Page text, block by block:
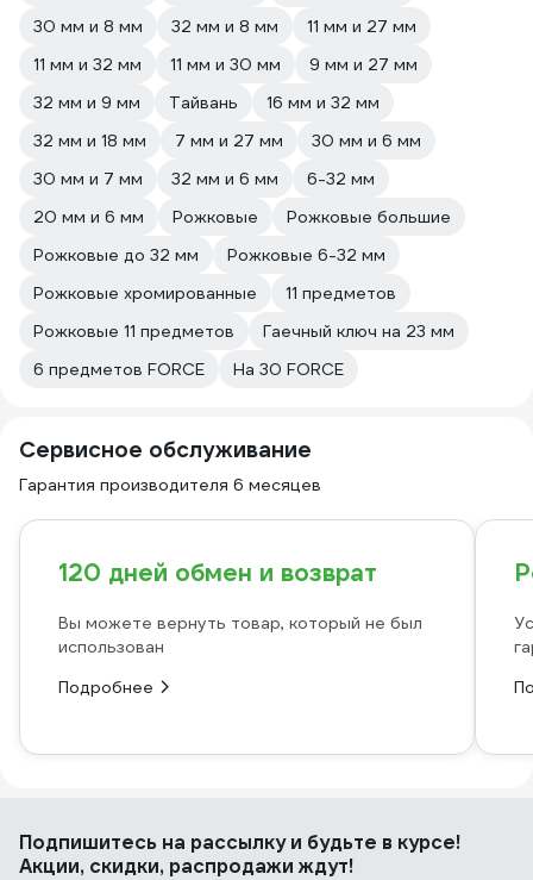
30 мм и 8 мм
32 мм и 8 мм
11 мм и 27 мм
11 мм и 32 мм
11 мм и 30 мм
9 мм и 27 мм
32 мм и 9 мм
Тайвань
16 мм и 32 мм
32 мм и 18 мм
7 мм и 27 мм
30 мм и 6 мм
30 мм и 7 мм
32 мм и 6 мм
6-32 мм
20 мм и 6 мм
Рожковые
Рожковые большие
Рожковые до 32 мм
Рожковые 6-32 мм
Рожковые хромированные
11 предметов
Рожковые 11 предметов
Гаечный ключ на 23 мм
6 предметов FORCE
На 30 FORCE
Сервисное обслуживание
Гарантия производителя 6 месяцев
120 дней обмен и возврат
Вы можете вернуть товар, который не был
использован
Подробнее
Подпишитесь на рассылкуи будьте в курсе!
Акции, скидки, распродажи ждут!